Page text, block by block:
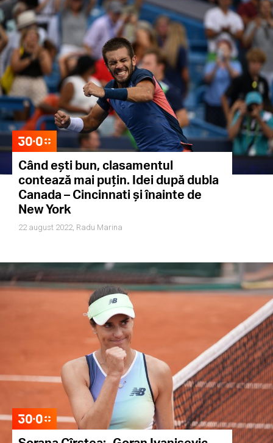
Când ești bun, clasamentul
contează mai puțin. Idei după dubla
Canada – Cincinnati și înainte de
New York
22 august 2022, Radu Marina